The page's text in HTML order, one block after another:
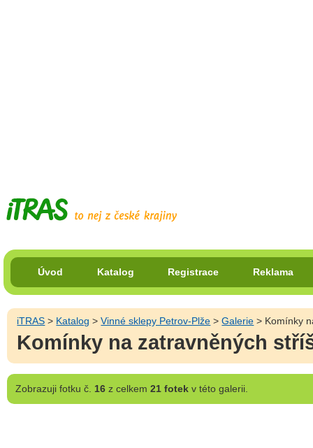
Úvod Katalog Registrace Reklama
iTRAS > Katalog >Vinné sklepy Petrov-Plže >Galerie > Komínky
Komínky na zatravněných
Zobrazujifotku č. 16z celkem 21 fotekv této galerii.